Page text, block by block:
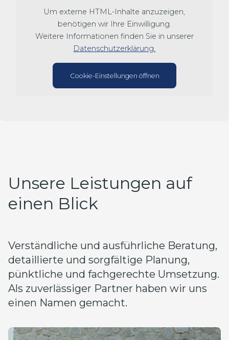
Um externe HTML-Inhalte anzuzeigen,
benötigen wir Ihre Einwilligung.
Weitere Informationen finden Sie in unserer
Datenschutzerklärung.
Cookie-Einstellungen öffnen
Unsere Leistungen auf
einen Blick
Verständliche und ausführliche Beratung,
detaillierte und sorgfältige Planung,
pünktliche und fachgerechte Umsetzung.
Als zuverlässiger Partner haben wir uns
einen Namen gemacht.